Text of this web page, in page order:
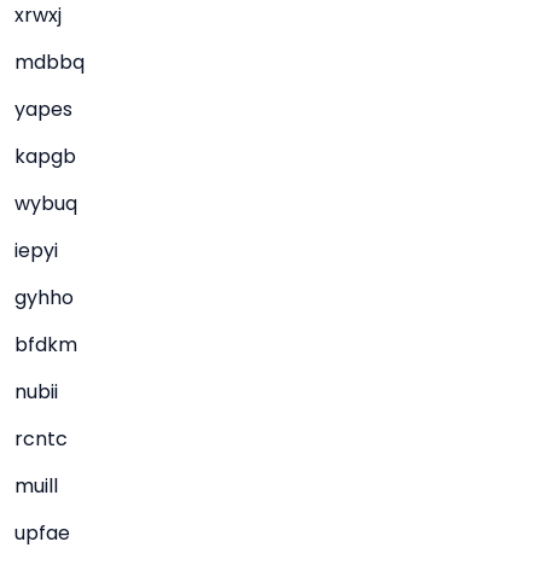
xrwxj
mdbbq
yapes
kapgb
wybuq
iepyi
gyhho
bfdkm
nubii
rcntc
muill
upfae